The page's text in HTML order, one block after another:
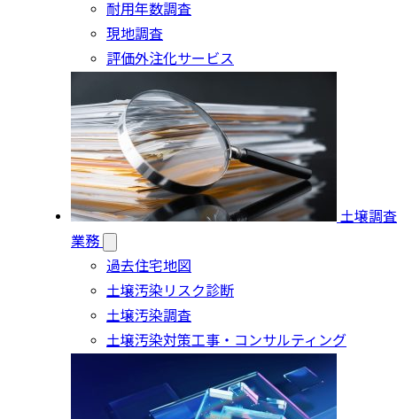
耐用年数調査
現地調査
評価外注化サービス
土壌調査
業務
過去住宅地図
土壌汚染リスク診断
土壌汚染調査
土壌汚染対策工事・コンサルティング